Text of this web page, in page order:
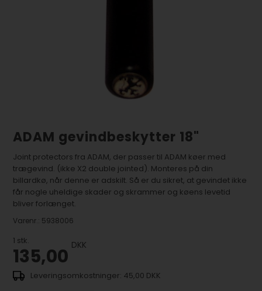
ADAM gevindbeskytter 18"
Joint protectors fra ADAM, der passer til ADAM køer med
trægevind. (ikke X2 double jointed). Monteres på din
billardkø, når denne er adskilt. Så er du sikret, at gevindet ikke
får nogle uheldige skader og skrammer og køens levetid
bliver forlænget.
Varenr.: 5938006
1 stk.
135,00 DKK
45,00 DKK